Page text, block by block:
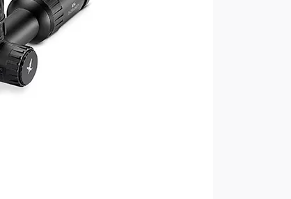
4
красная
мм
корпус, защита от